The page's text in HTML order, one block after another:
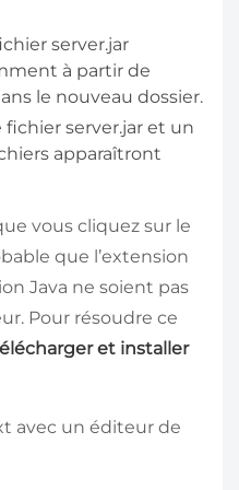
server.jar
à partir de
le nouveau dossier.
server.jar et un
apparaîtront
vous cliquez sur le
que l’extension
Java ne soient pas
Pour résoudre ce
et installer
avec un éditeur de